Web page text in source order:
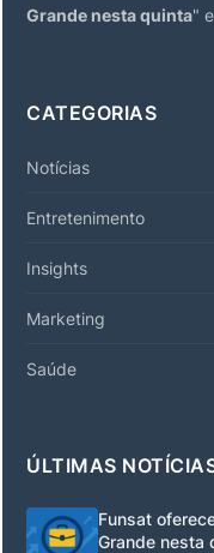
Grande nesta quinta"
CATEGORIAS
Notícias
Entretenimento
Insights
Marketing
Saúde
ÚLTIMAS
Funsat
Grande nesta